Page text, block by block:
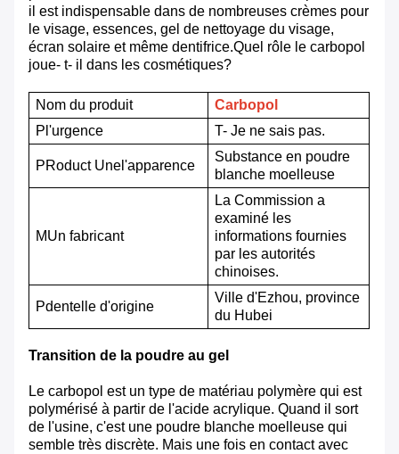
il est indispensable dans de nombreuses crèmes pour
le visage, essences, gel de nettoyage du visage,
écran solaire et même dentifrice.Quel rôle le carbopol
joue- t- il dans les cosmétiques?
Nom du produit
Carbopol
P l'urgence T- Je ne sais pas.
PRoduct Une l'apparence
Substance en poudre
blanche moelleuse
MUn fabricant
La Commission a
examiné les
informations fournies
par les autorités
chinoises.
Pdentelle d'origine
Ville d'Ezhou, province
du Hubei
Transition de la poudre au gel
Le carbopol est un type de matériau polymère qui est
polymérisé à partir de l'acide acrylique. Quand il sort
de l'usine, c'est une poudre blanche moelleuse qui
semble très discrète. Mais une fois en contact avec